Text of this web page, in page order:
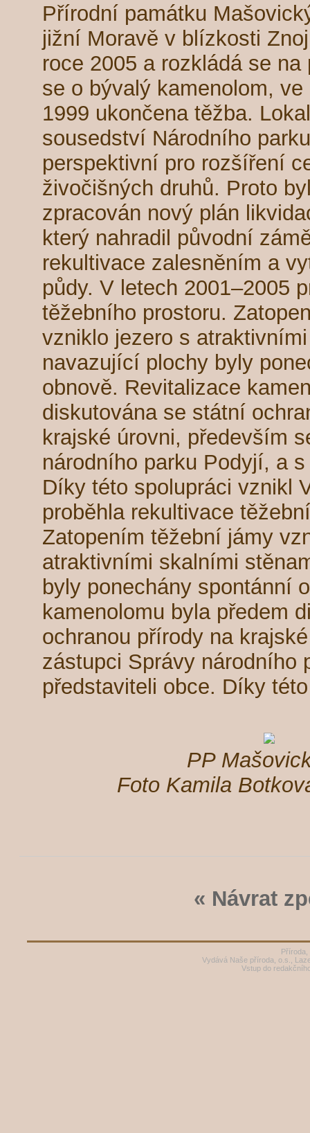
Přírodní památku
jižní Moravě v blízkosti
roce 2005 a rozkládá se
se o bývalý kamenolom,
1999 ukončena těžba.
sousedství Národního
perspektivní pro rozšíření
živočišných druhů. Proto
zpracován nový plán
který nahradil původní
rekultivace zalesněním a
půdy. V letech 2001–2005
těžebního prostoru.
vzniklo jezero s
navazující plochy byly
obnově. Revitalizace
diskutována se státní
krajské úrovni, především
národního parku Podyjí, a
Díky této spolupráci vznikl
proběhla rekultivace
Zatopením těžební jámy
atraktivními skalními
byly ponechány spontánní
kamenolomu byla předem
ochranou přírody na
zástupci Správy národního
představiteli obce. Díky
PP
Foto Kamila
« Návrat
Příroda,
Vydává Naše příroda, o.s.,
Vstup do